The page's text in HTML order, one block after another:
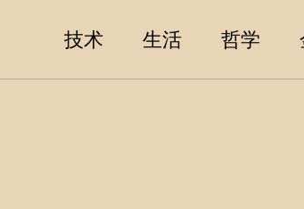
技术 生活 哲学